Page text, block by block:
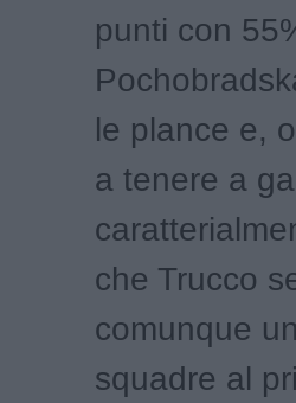
punti con
le plance e,
a tenere a
che Trucco
comunque
squadre al